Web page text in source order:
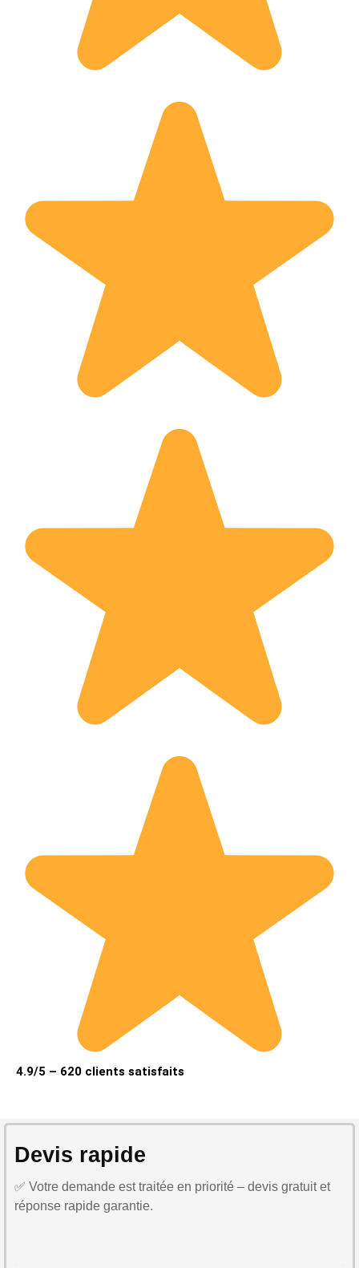
4.9/5 – 620 clients satisfaits
Devis rapide
✅ Votre demande est traitée en priorité – devis gratuit et
réponse rapide garantie.